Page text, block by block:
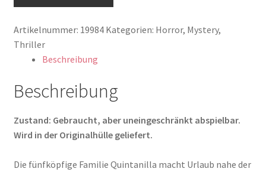
Artikelnummer: 19984 Kategorien: Horror, Mystery,
Thriller
Beschreibung
Beschreibung
Zustand: Gebraucht, aber uneingeschränkt abspielbar.
Wird in der Originalhülle geliefert.
Die fünfköpfige Familie Quintanilla macht Urlaub nahe der